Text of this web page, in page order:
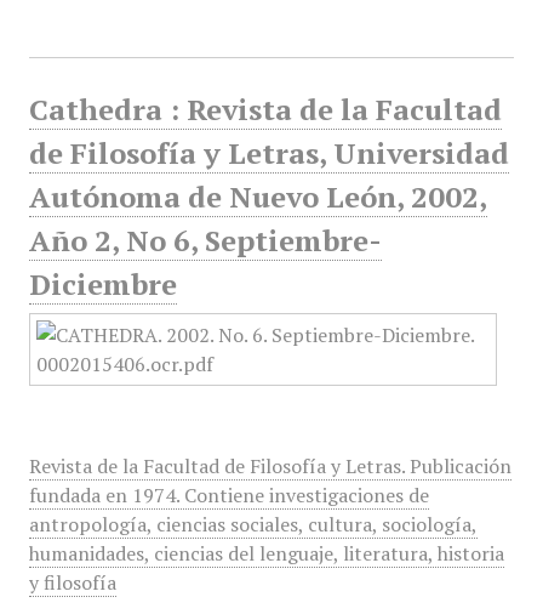
Cathedra : Revista de la Facultad
de Filosofía y Letras, Universidad
Autónoma de Nuevo León, 2002,
Año 2, No 6, Septiembre-
Diciembre
Revista de la Facultad de Filosofía y Letras. Publicación
fundada en 1974. Contiene investigaciones de
antropología, ciencias sociales, cultura, sociología,
humanidades, ciencias del lenguaje, literatura, historia
y filosofía